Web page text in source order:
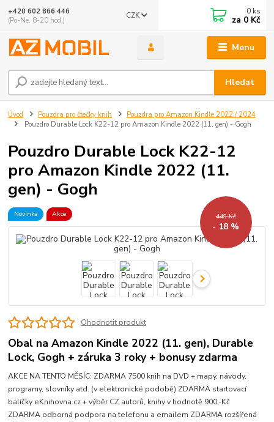
Menu
CZK
Hledat
+420 602 866 446
(Po-Ne, 8-20 hod.)
0 ks
za 0 Kč
Úvod Pouzdra pro čtečky knih
Pouzdra pro Amazon Kindle 2022 / 2024
Pouzdro Durable Lock K22-12 pro Amazon Kindle 2022 (11. gen) - Gogh
Pouzdro Durable Lock K22-12
pro Amazon Kindle 2022 (11.
gen) - Gogh
Novinka Akce 449 Kč
- 18 %
Ohodnotit produkt
Obal na Amazon Kindle 2022 (11. gen), Durable
Lock, Gogh + záruka 3 roky + bonusy zdarma
AKCE NA TENTO MĚSÍC: ZDARMA 7500 knih na DVD + mapy, návody,
programy, slovníky atd. (v elektronické podobě) ZDARMA startovací
balíčky eKnihovna.cz + výběr CZ autorů, knihy v hodnotě 900,-Kč
ZDARMA odborná podpora na telefonu a emailem ZDARMA rozšířená